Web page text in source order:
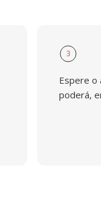
3
Espere o
poderá,